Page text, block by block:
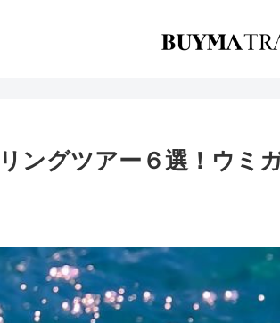
ングツアー６選！ウミ